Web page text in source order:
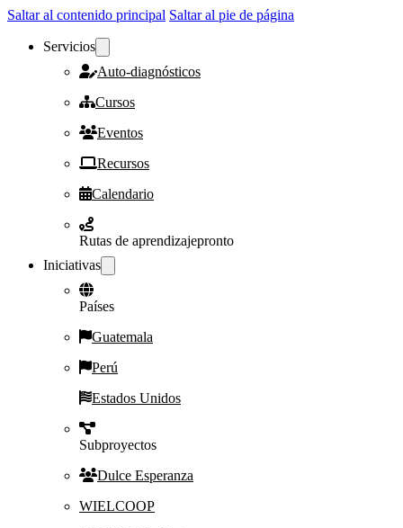
Saltar al contenido principal Saltar al pie de página
Servicios
Auto-diagnósticos
Cursos
Eventos
Recursos
Calendario
Rutas de aprendizajepronto
Iniciativas
Países
Guatemala
Perú
Estados Unidos
Subproyectos
Dulce Esperanza
WIELCOOP